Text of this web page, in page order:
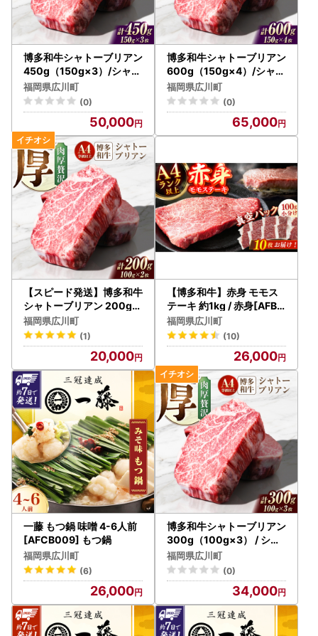
・お引っ越し等のご都合で、お届け先を変更されたい場合
※出荷後のご変更、お受け取り調整につきましては、配送事
業者へ直接ご連絡をお願いします。
【ふるさと納税の対象となる地方団体の指定について】
広川町は令和7年9月26日付総務大臣通知「ふるさと納税の
対象となる地方団体の指定について（通知）」にて、地方税
法（昭和25年法律第226号）第37条の2第2項及び第314条の
7第2項の規定に基づき、ふるさと納税の対象となる地方団体
として指定されました。
指定対象期間は、令和7年10月1日から令和8年9月30日まで
です。
◆個人情報の取り扱いについて◆
お寄せいただいた個人情報は、寄附金の受付、入金及びお礼
品発送に係る確認・連絡、各種お問い合わせ、寄附の使い道
のお知らせや広報等に利用するものであり、それ以外の目的
で使用するものではありません。お礼の品発送に関して、必
要最低限の範囲において返礼品取扱い事業者に通知します。
《お問合せ先》
広川町ふるさと納税サポート室
TEL：050-8890-9435
Mail：hirokawa@steamship.co.jp
受付時間：平日9:00〜17:00
※土曜日・日曜日・祝日および年末年始は対応いたしかねま
す。
博多和牛シャトーブリアン
450g（150g×3）/シャト
ーブリアン ステーキ [AFC
N006]
福岡県広川町
(0)
50,000
博多和牛シャトーブリアン
600g（150g×4）/シャト
ーブリアン ステーキ [AFC
N007]
福岡県広川町
(0)
65,000
【スピード発送】博多和牛
シャトーブリアン 200g（
100g×2） / シャトーブリ
アン [AFCN001-CP]
福岡県広川町
(1)
20,000
【博多和牛】赤身 モモス
テーキ 約1kg / 赤身[AFBO
100]
福岡県広川町
(10)
26,000
一藤 もつ鍋 味噌 4-6人前
[AFCB009] もつ鍋
福岡県広川町
(6)
26,000
博多和牛シャトーブリアン
300g（100g×3） / シャ
トーブリアン ステーキ [A
FCN002]
福岡県広川町
(0)
34,000